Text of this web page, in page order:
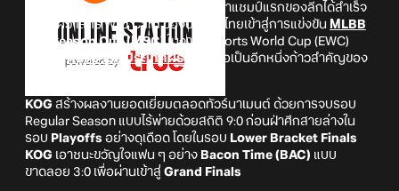
King of Gamers Club (KOG) ผงาดคว้าแชมป์แรกของลีกได้สำเร็จ
พร้อมคว้าสิทธิ์ Wild Card ของประเทศไทยเข้าสู่การแข่งขัน MLBB
Mid Season Cup (MSC) ในงาน Esports World Cup (EWC)
2026 ที่กรุงปารีส ประเทศฝรั่งเศส
ถือเป็นอีกหนึ่งก้าวสำคัญของ
วงการ MLBB esports ไทย
KOG สร้างผลงานยอดเยี่ยมตลอดทัวร์นาเมนต์ ด้วยการจบรอบ
Regular Season แบบไร้พ่ายด้วยสถิติ 9:0 ก่อนฝ่าศึกสายล่างใน
รอบ Playoffs อย่างดุเดือด โดยในรอบ Lower Bracket Finals
KOG เอาชนะขวัญใจแฟน ๆ อย่าง Bacon Time (BAC) แบบ
ขาดลอย 3:0 เพื่อผ่านเข้าสู่ Grand Finals